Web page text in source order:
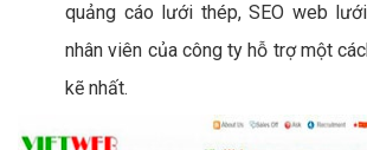
quảng cáo lưới thép, SEO web
nhân viên của công ty hỗ trợ một
kẽ nhất.